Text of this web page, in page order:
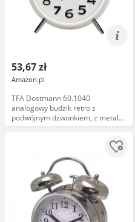
53,67 zł
Amazon.pl
TFA Dostmann 60.1040
analogowy budzik retro z
podwójnym dzwonkiem, z metalu,
bez tykania, cichy mechanizm
stylu vintage, kwarcowy, budzik z
dzwonkami, biały